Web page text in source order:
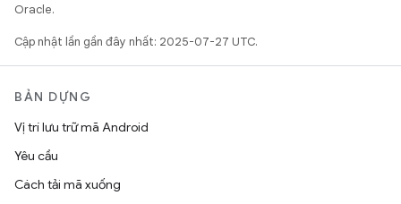
Oracle.
Cập nhật lần gần đây nhất: 2025-07-27 UTC.
BẢN DỰNG
Vị trí lưu trữ mã Android
Yêu cầu
Cách tải mã xuống